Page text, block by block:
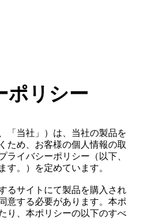
「当社」）は、当社の製品を
ため、お客様の個人情報の取
ライバシーポリシー（以下、
す。）を定めています。
るサイトにて製品を購入され
意する必要があります。本ポ
り、本ポリシーの以下のすべ
ポリシー